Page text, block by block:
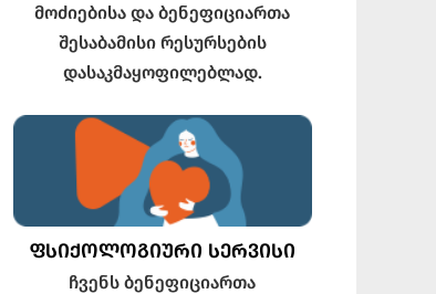
მოძიებისა და ბენეფიციართა
შესაბამისი რესურსების
დასაკმაყოფილებლად.
ᲤᲡᲘᲥᲝᲚᲝᲒᲘᲣᲠᲘ ᲡᲔᲠᲕᲘᲡᲘ
ჩვენს ბენეფიციართა